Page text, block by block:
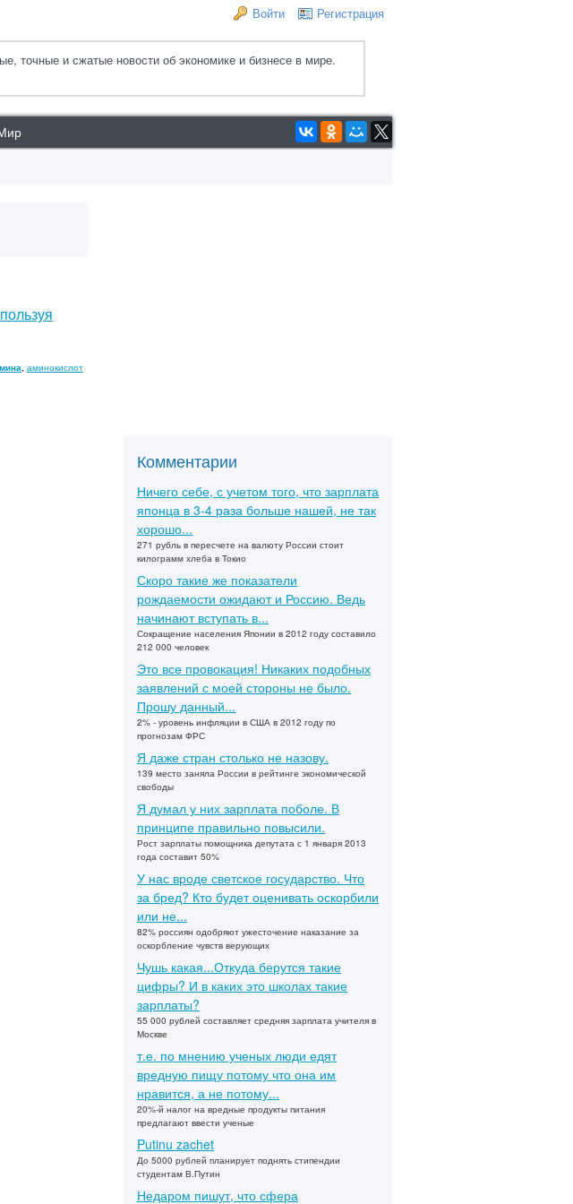
Войти Регистрация
точные и сжатые новости об экономике и бизнесе в мире.
, аминокислот
Комментарии
Ничего себе, с учетом того, что зарплата
японца в 3-4 раза больше нашей, не так
хорошо...
271 рубль в пересчете на валюту России стоит
килограмм хлеба в Токио
Скоро такие же показатели
рождаемости ожидают и Россию. Ведь
начинают вступать в...
Сокращение населения Японии в 2012 году составило
212 000 человек
Это все провокация! Никаких подобных
заявлений с моей стороны не было.
Прошу данный...
2% - уровень инфляции в США в 2012 году по
прогнозам ФРС
Я даже стран столько не назову.
139 место заняла России в рейтинге экономической
свободы
Я думал у них зарплата поболе. В
принципе правильно повысили.
Рост зарплаты помощника депутата с 1 января 2013
года составит 50%
У нас вроде светское государство. Что
за бред? Кто будет оценивать оскорбили
или не...
82% россиян одобряют ужесточение наказание за
оскорбление чувств верующих
Чушь какая...Откуда берутся такие
цифры? И в каких это школах такие
зарплаты?
55 000 рублей составляет средняя зарплата учителя в
Москве
т.е. по мнению ученых люди едят
вредную пищу потому что она им
нравится, а не потому...
20%-й налог на вредные продукты питания
предлагают ввести ученые
Putinu zachet
До 5000 рублей планирует поднять стипендии
студентам В.Путин
Недаром пишут, что сфера